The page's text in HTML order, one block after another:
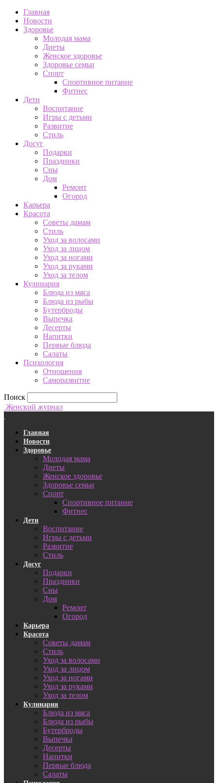
Главная
Новости
Здоровье
Молодая мама
Диеты
Женское здоровье
Здоровье семьи
Спорт
Спортивное питание
Фитнес
Дети
Воспитание
Игры с детьми
Развитие
Стиль
Досуг
Подарки
Праздники
Сны
Дом
Ремонт
Огород
Карьера
Красота
Советы дамам
Стиль
Уход за волосами
Уход за лицом
Уход за ногами
Уход за руками
Уход за телом
Кулинария
Блюда из мяса
Блюда из рыбы
Бутерброды
Выпечка
Десерты
Напитки
Первые блюда
Салаты
Психология
Отношения
Саморазвитие
Поиск
Женский журнал
Главная
Новости
Здоровье
Молодая мама
Диеты
Женское здоровье
Здоровье семьи
Спорт
Спортивное питание
Фитнес
Дети
Воспитание
Игры с детьми
Развитие
Стиль
Досуг
Подарки
Праздники
Сны
Дом
Ремонт
Огород
Карьера
Красота
Советы дамам
Стиль
Уход за волосами
Уход за лицом
Уход за ногами
Уход за руками
Уход за телом
Кулинария
Блюда из мяса
Блюда из рыбы
Бутерброды
Выпечка
Десерты
Напитки
Первые блюда
Салаты